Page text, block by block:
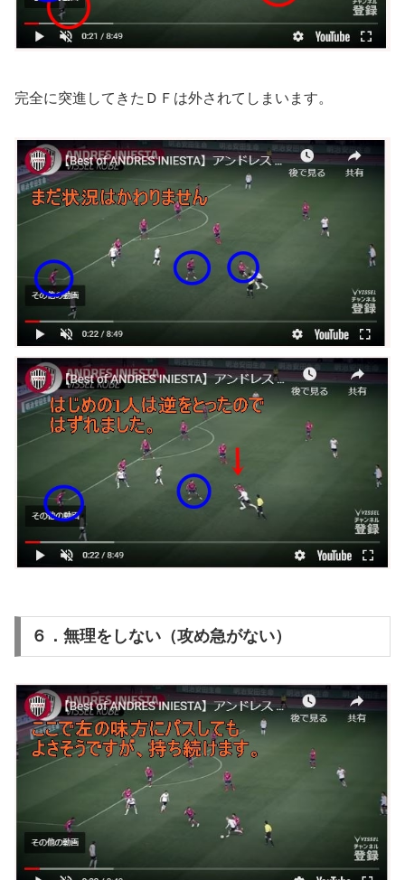
完全に突進してきたＤＦは外されてしまいます。
６．無理をしない（攻め急がない）